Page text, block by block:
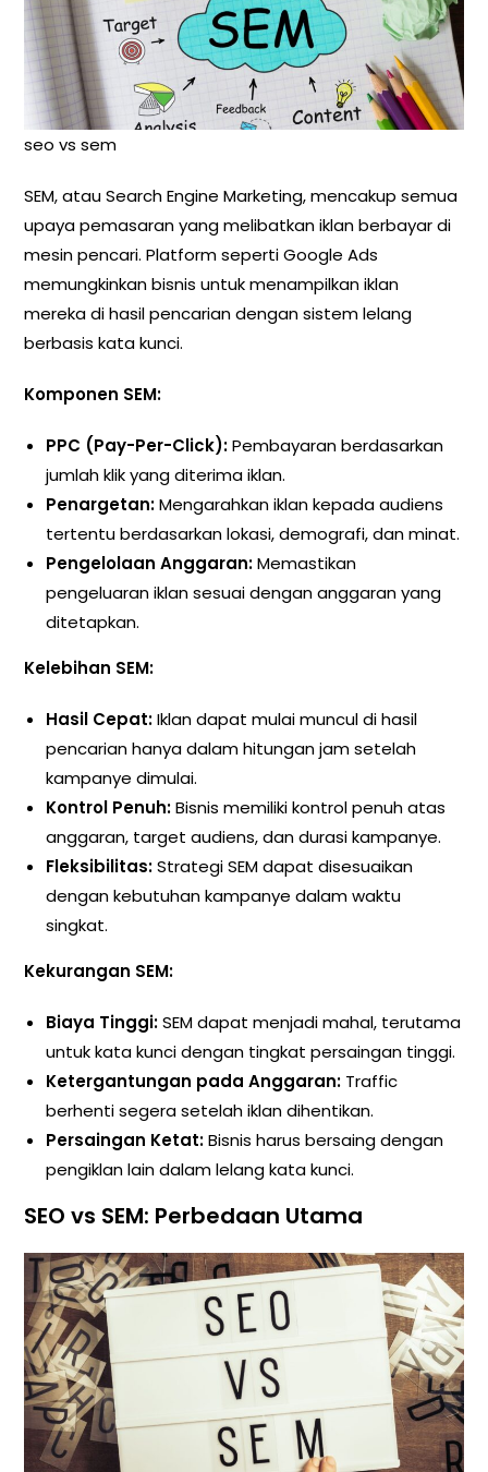
seo vs sem
SEM, atau Search Engine Marketing, mencakup semua
upaya pemasaran yang melibatkan iklan berbayar di
mesin pencari. Platform seperti Google Ads
memungkinkan bisnis untuk menampilkan iklan
mereka di hasil pencarian dengan sistem lelang
berbasis kata kunci.
Komponen SEM:
PPC (Pay-Per-Click):Pembayaran berdasarkan
jumlah klik yang diterima iklan.
Penargetan:Mengarahkan iklan kepada audiens
tertentu berdasarkan lokasi, demografi, dan minat.
Pengelolaan Anggaran:Memastikan
pengeluaran iklan sesuai dengan anggaran yang
ditetapkan.
Kelebihan SEM:
Hasil Cepat:Iklan dapat mulai muncul di hasil
pencarian hanya dalam hitungan jam setelah
kampanye dimulai.
Kontrol Penuh:Bisnis memiliki kontrol penuh atas
anggaran, target audiens, dan durasi kampanye.
Fleksibilitas:Strategi SEM dapat disesuaikan
dengan kebutuhan kampanye dalam waktu
singkat.
Kekurangan SEM:
Biaya Tinggi:SEM dapat menjadi mahal, terutama
untuk kata kunci dengan tingkat persaingan tinggi.
Ketergantungan pada Anggaran: Traffic
berhenti segera setelah iklan dihentikan.
Persaingan Ketat:Bisnis harus bersaing dengan
pengiklan lain dalam lelang kata kunci.
SEO vs SEM: Perbedaan Utama